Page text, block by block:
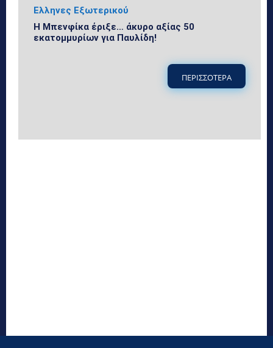
Ελληνες Εξωτερικού
Η Μπενφίκα έριξε… άκυρο αξίας 50
εκατομμυρίων για Παυλίδη!
ΠΕΡΙΣΣΟΤΕΡΑ